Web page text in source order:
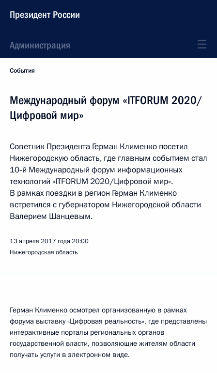
Президент России
Администрация
События
Международный форум «ITFORUM 2020/
Цифровой мир»
Советник Президента Герман Клименко посетил
Нижегородскую область, где главным событием стал
10‑й Международный форум информационных
технологий «ITFORUM 2020/Цифровой мир».
В рамках поездки в регион Герман Клименко
встретился с губернатором Нижегородской области
Валерием Шанцевым.
13 апреля 2017 года20:00
Нижегородская область
Герман Клименко осмотрел организованную в рамках
форума выставку «Цифровая реальность», где представлены
интерактивные порталы региональных органов
государственной власти, позволяющие жителям области
получать услуги в электронном виде.